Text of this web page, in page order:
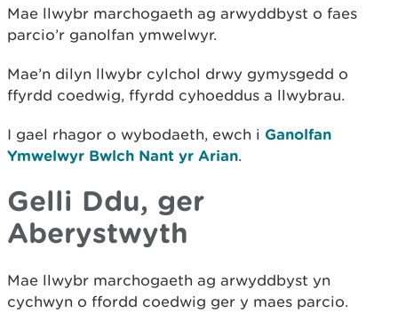
Mae llwybr marchogaeth ag arwyddbyst o faes
parcio’r ganolfan ymwelwyr.
Mae’n dilyn llwybr cylchol drwy gymysgedd o
ffyrdd coedwig, ffyrdd cyhoeddus a llwybrau.
I gael rhagor o wybodaeth, ewch i Ganolfan
Ymwelwyr Bwlch Nant yr Arian.
Gelli Ddu, ger
Aberystwyth
Mae llwybr marchogaeth ag arwyddbyst yn
cychwyn o ffordd coedwig ger y maes parcio.